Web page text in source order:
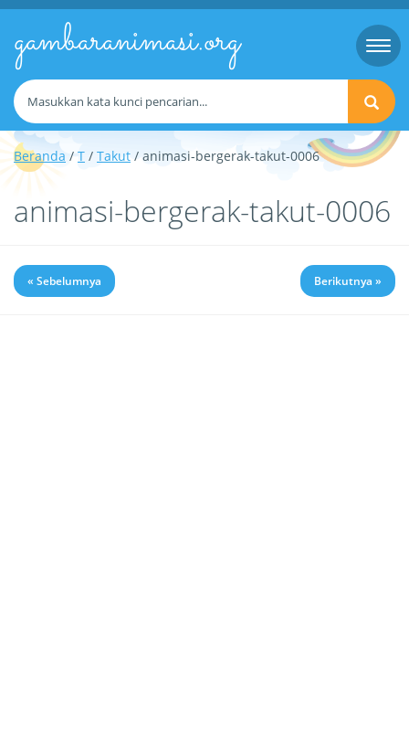
gambaranimasi.org
Beranda /T / Takut / animasi-bergerak-takut-0006
animasi-bergerak-takut-0006
« Sebelumnya Berikutnya »